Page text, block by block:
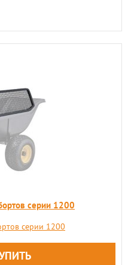
серии 1200
серии 1200